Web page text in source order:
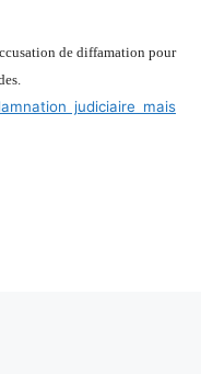
de diffamation pour
judiciaire mais